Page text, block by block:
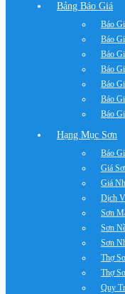
Bảng Báo Giá
Báo
Báo
Báo
Báo
Báo
Báo
Báo
Hạng Mục Sơn
Báo
Giá
Giá
Dịch
Sơn
Sơn
Sơn
Thợ
Thợ
Quy